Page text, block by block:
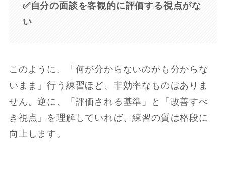
✅自分の面談を客観的に評価する視点がな
い
このように、「何が分からないのかも分からな
いまま」行う練習ほど、非効率なものはありま
せん。逆に、「評価される基準」と「改善すべ
き視点」を理解していれば、練習の質は格段に
向上します。